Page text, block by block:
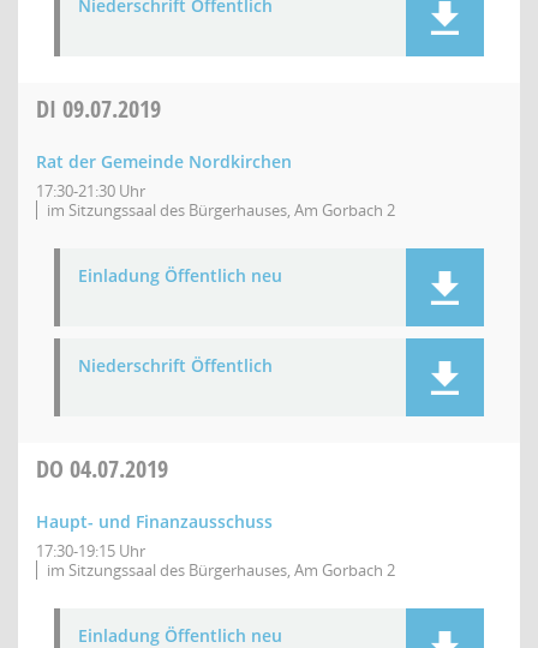
Niederschrift Öffentlich
DI 09.07.2019
Rat der Gemeinde Nordkirchen
17:30-21:30 Uhr
im Sitzungssaal des Bürgerhauses, Am Gorbach 2
Einladung Öffentlich neu
Niederschrift Öffentlich
DO 04.07.2019
Haupt- und Finanzausschuss
17:30-19:15 Uhr
im Sitzungssaal des Bürgerhauses, Am Gorbach 2
Einladung Öffentlich neu